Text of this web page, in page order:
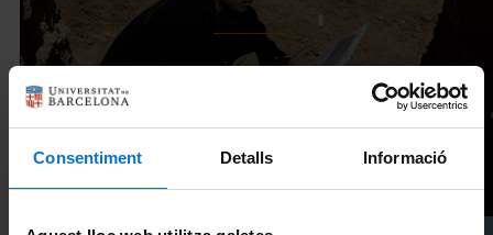
Consentiment Detalls Informació